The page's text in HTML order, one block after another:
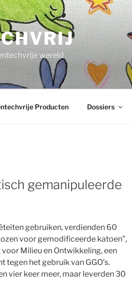
wereld
Producten Dossiers
gemanipuleerde
gebruiken, verdienden 60
voor gemodificeerde katoen”,
Milieu en Ontwikkeling, een
het gebruik van GGO’s.
vier keer meer, maar leverden 30